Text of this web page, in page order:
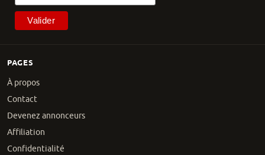
PAGES
À propos
Contact
Devenez annonceurs
Affiliation
Confidentialité